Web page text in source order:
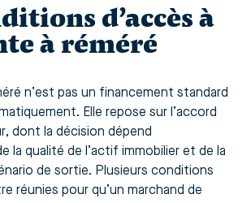
d’accès à
à réméré
n’est pas un financement standard
Elle repose sur l’accord
dont la décision dépend
la qualité de l’actif immobilier et de la
de sortie. Plusieurs conditions
réunies pour qu’un marchand de